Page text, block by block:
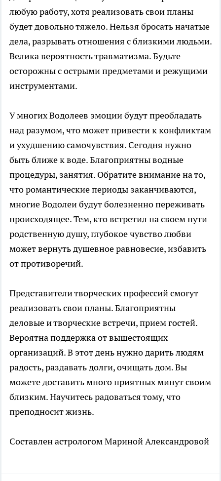
любую работу, хотя реализовать свои планы
будет довольно тяжело. Нельзя бросать начатые
дела, разрывать отношения с близкими людьми.
Велика вероятность травматизма. Будьте
осторожны с острыми предметами и режущими
инструментами.
У многих Водолеев эмоции будут преобладать
над разумом, что может привести к конфликтам
и ухудшению самочувствия. Сегодня нужно
быть ближе к воде. Благоприятны водные
процедуры, занятия. Обратите внимание на то,
что романтические периоды заканчиваются,
многие Водолеи будут болезненно переживать
происходящее. Тем, кто встретил на своем пути
родственную душу, глубокое чувство любви
может вернуть душевное равновесие, избавить
от противоречий.
Представители творческих профессий смогут
реализовать свои планы. Благоприятны
деловые и творческие встречи, прием гостей.
Вероятна поддержка от вышестоящих
организаций. В этот день нужно дарить людям
радость, раздавать долги, очищать дом. Вы
можете доставить много приятных минут своим
близким. Научитесь радоваться тому, что
преподносит жизнь.
Составлен астрологом Мариной Александровой